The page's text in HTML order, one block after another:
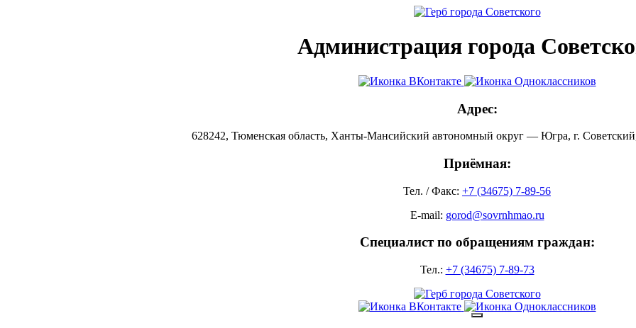
Администрация города
Адрес:
628242, Тюменская область, Ханты-Мансийский автономный округ — Югра, г.
Приёмная:
Тел. / Факс: +7 (34675) 7-89-56
E-mail: gorod@sovrnhmao.ru
Специалист по обращениям граждан:
Тел.: +7 (34675) 7-89-73